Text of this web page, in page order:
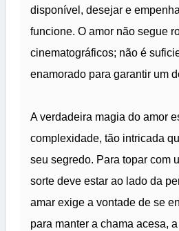
disponível, desejar e
funcione. O amor não segue
cinematográficos; não é
enamorado para garantir um
A verdadeira magia do amor
complexidade, tão intricada
seu segredo. Para topar com
sorte deve estar ao lado da
amar exige a vontade de se
para manter a chama acesa,